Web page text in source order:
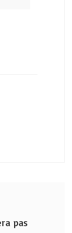
pas